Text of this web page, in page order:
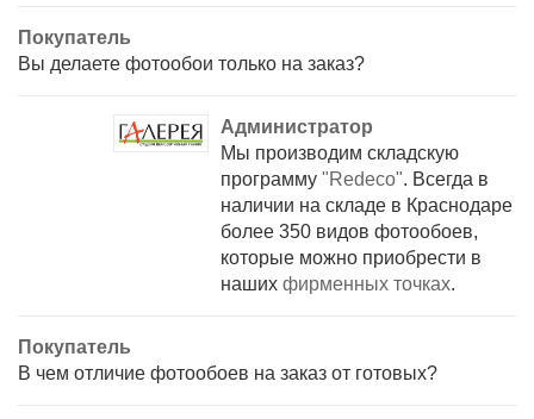
Покупатель
Вы делаете фотообои только на заказ?
Администратор
Мы производим складскую
программу "Redeco". Всегда в
наличии на складе в Краснодаре
более 350 видов фотообоев,
которые можно приобрести в
наших фирменных точках.
Покупатель
В чем отличие фотообоев на заказ от готовых?